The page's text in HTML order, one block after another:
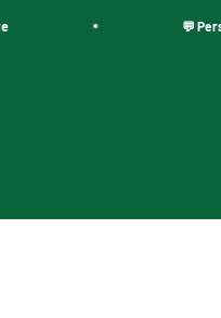
💬